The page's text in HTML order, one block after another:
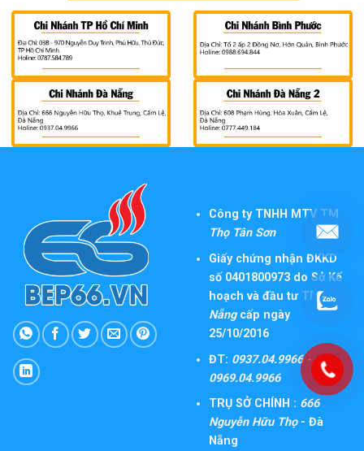
Công ty TNHH MTV TM
Thọ Tân Sơn
Giấy chứng nhận ĐKKD
số 0401800973 do Sở Kế
hoạch và đầu tư TPĐà
Nẵngcấp ngày
25/10/2016
ĐT: 0937.04.9966 -
0969.04.9966
TRỤ SỞ CHÍNH : 666
Nguyễn Hữu Thọ- Đà
Nẵng